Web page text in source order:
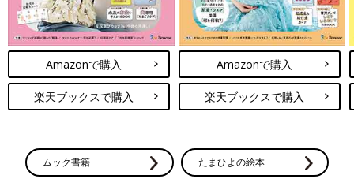
息子さん、自身のアート作品と一緒に。
Amazonで購入
楽天ブックスで購入
Amazonで購入
楽天ブックスで購入
ムック書籍 たまひよの絵本